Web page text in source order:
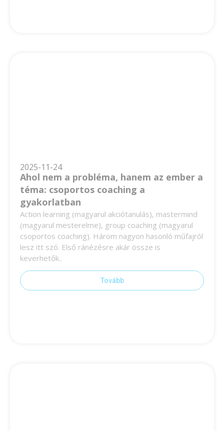
2025-11-24
Ahol nem a probléma, hanem az ember a
téma: csoportos coaching a
gyakorlatban
Action learning (magyarul akciótanulás), mastermind
(magyarul mesterelme), group coaching (magyarul
csoportos coaching). Három nagyon hasonló műfajról
lesz itt szó. Első ránézésre akár össze is
keverhetők..
Tovább